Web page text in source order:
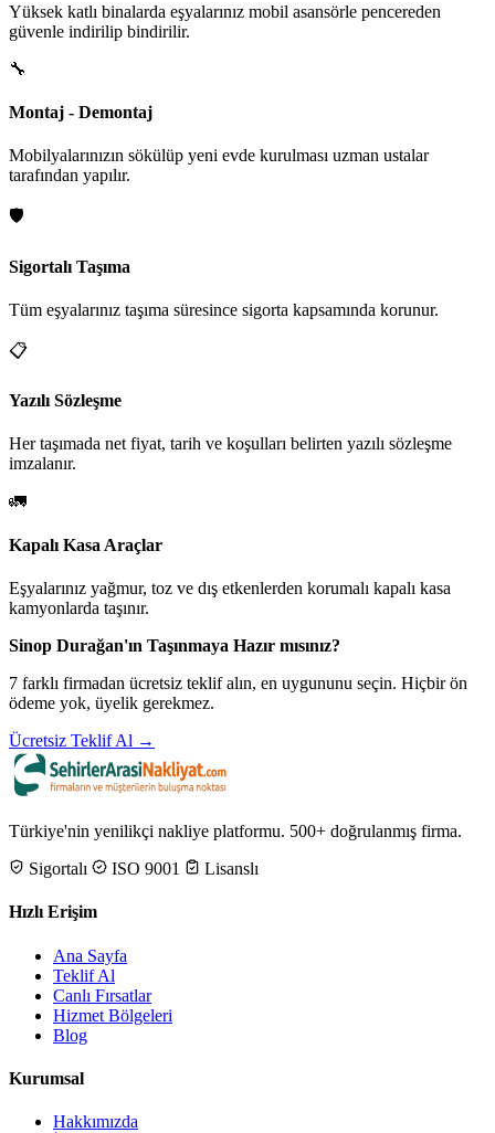
Yüksek katlı binalarda eşyalarınız mobil asansörle pencereden
güvenle indirilip bindirilir.
🔧
Montaj - Demontaj
Mobilyalarınızın sökülüp yeni evde kurulması uzman ustalar
tarafından yapılır.
🛡️
Sigortalı Taşıma
Tüm eşyalarınız taşıma süresince sigorta kapsamında korunur.
📋
Yazılı Sözleşme
Her taşımada net fiyat, tarih ve koşulları belirten yazılı sözleşme
imzalanır.
🚛
Kapalı Kasa Araçlar
Eşyalarınız yağmur, toz ve dış etkenlerden korumalı kapalı kasa
kamyonlarda taşınır.
Sinop Durağan'ın Taşınmaya Hazır mısınız?
7 farklı firmadan ücretsiz teklif alın, en uygununu seçin. Hiçbir ön
ödeme yok, üyelik gerekmez.
Ücretsiz Teklif Al →
Türkiye'nin yenilikçi nakliye platformu. 500+ doğrulanmış firma.
Sigortalı
ISO 9001 Lisanslı
Hızlı Erişim
Ana Sayfa
Teklif Al
Canlı Fırsatlar
Hizmet Bölgeleri
Blog
Kurumsal
Hakkımızda